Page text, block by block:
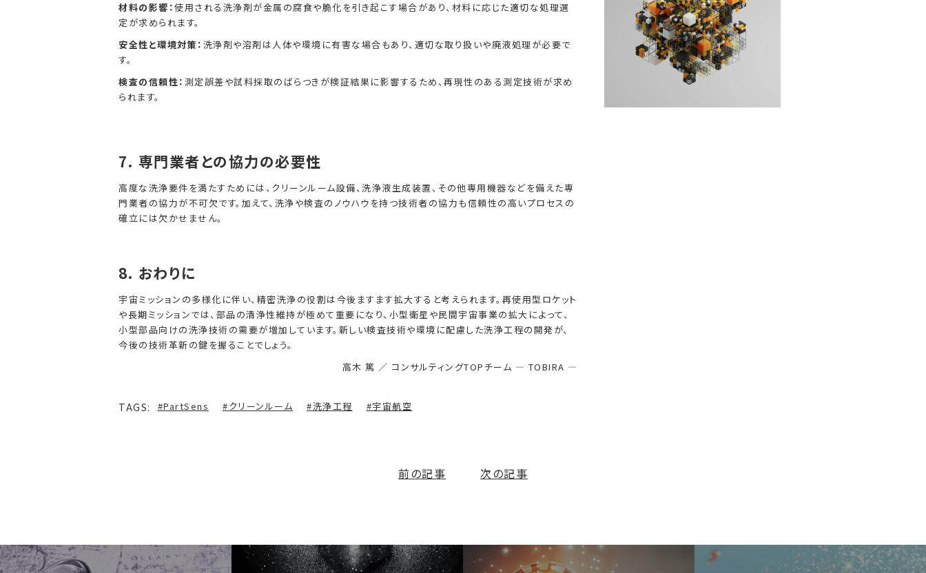
材料の影響：使用される洗浄剤が金属の腐食や脆化を引き起こす場合があり、材料に応じた適切な処理選
定が求められます。
安全性と環境対策： 洗浄剤や溶剤は人体や環境に有害な場合もあり、適切な取り扱いや廃液処理が必要で
す。
検査の信頼性： 測定誤差や試料採取のばらつきが検証結果に影響するため、再現性のある測定技術が求め
られます。
7. 専門業者との協力の必要性
高度な洗浄要件を満たすためには、クリーンルーム設備、洗浄液生成装置、その他専用機器などを備えた専
門業者の協力が不可欠です。加えて、洗浄や検査のノウハウを持つ技術者の協力も信頼性の高いプロセスの
確立には欠かせません。
8. おわりに
宇宙ミッションの多様化に伴い、精密洗浄の役割は今後ますます拡大すると考えられます。再使用型ロケット
や長期ミッションでは、部品の清浄性維持が極めて重要になり、小型衛星や民間宇宙事業の拡大によって、
小型部品向けの洗浄技術の需要が増加しています。新しい検査技術や環境に配慮した洗浄工程の開発が、
今後の技術革新の鍵を握ることでしょう。
高木 篤 ／ コンサルティングTOPチーム ― TOBIRA ―
#PartSens #クリーンルーム #洗浄工程 #宇宙航空
前の記事 次の記事